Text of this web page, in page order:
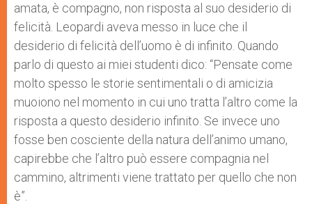
amata, è compagno, non risposta al suo desiderio di
felicità. Leopardi aveva messo in luce che il
desiderio di felicità dell’uomo è di infinito. Quando
parlo di questo ai miei studenti dico: “Pensate come
molto spesso le storie sentimentali o di amicizia
muoiono nel momento in cui uno tratta l’altro come la
risposta a questo desiderio infinito. Se invece uno
fosse ben cosciente della natura dell’animo umano,
capirebbe che l’altro può essere compagnia nel
cammino, altrimenti viene trattato per quello che non
è”.